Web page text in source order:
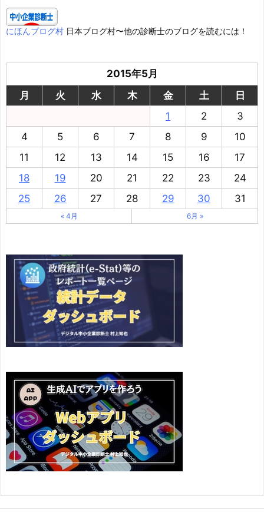
にほんブログ村 日本ブログ村〜他の診断士のブログを読むには！
2015年5月
月
火 水 木 金 土
日
1
2
3
4
5 6 7 8 9
10
11
12 13 14 15 16
17
18
19 20 21 22 23
24
25
26 27 28 29 30 31
« 4月 6月 »